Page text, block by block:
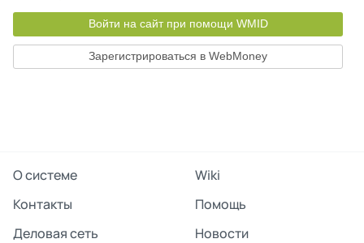
Войти на сайт при помощи WMID
Зарегистрироваться в WebMoney
О системе
Wiki
Контакты
Помощь
Деловая сеть
Новости